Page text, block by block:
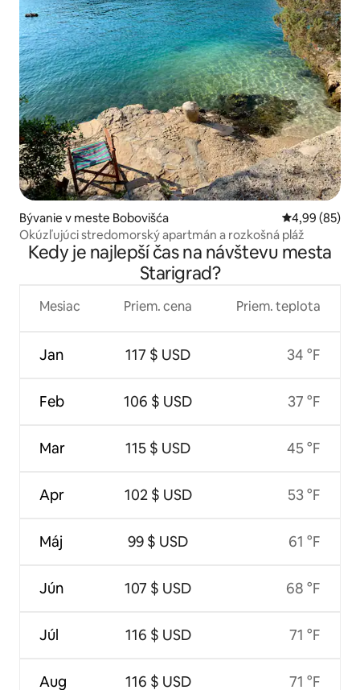
Bývanie v meste Bobovišća Priemerné
4,99 (85)
Okúzľujúci stredomorský apartmán a rozkošná pláž
Kedy je najlepší čas na návštevu mesta
Starigrad?
Mesiac
Jan
Feb
Mar
Apr
Máj
Jún
Júl
Aug
Priem. cena
117 $ USD
106 $ USD
115 $ USD
102 $ USD
99 $ USD
107 $ USD
116 $ USD
116 $ USD
Priem. teplota
34 °F
37 °F
45 °F
53 °F
61 °F
68 °F
71 °F
71 °F